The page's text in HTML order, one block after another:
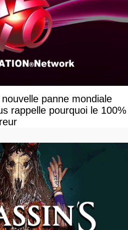
panne mondiale
rappelle pourquoi le 100%